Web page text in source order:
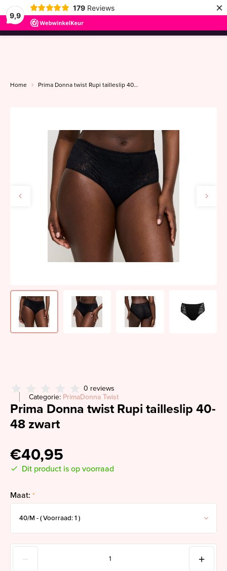
9,9
179 Reviews ×
menu
Home Prima Donna twist Rupi tailleslip 40-48 zwart
0 reviews
Categorie: PrimaDonna Twist
Prima Donna twist Rupi tailleslip 40-
48 zwart
€40,95
Dit product is op voorraad
Maat: *